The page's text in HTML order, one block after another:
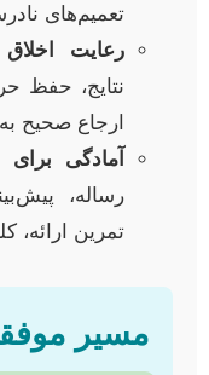
تعمیم‌های
رعایت
نتایج، حفظ
ارجاع صحیح به
آمادگی برای
رساله،
تمرین
مسیر